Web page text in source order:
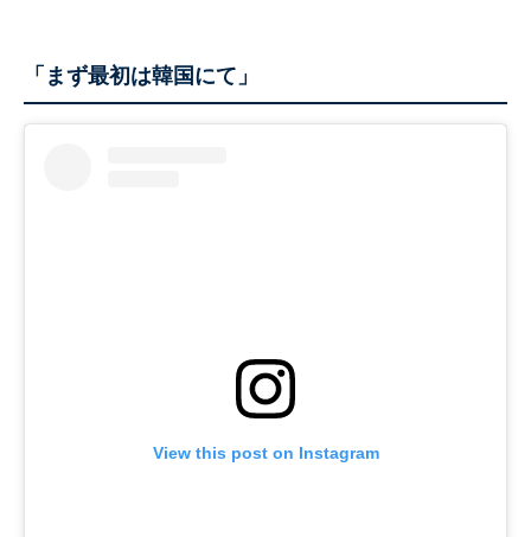
「まず最初は韓国にて」
View this post on Instagram